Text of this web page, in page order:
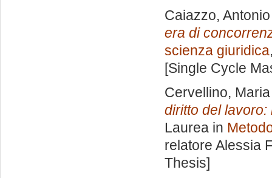
Caiazzo, Antonio
era di
scienza giuridica
[Single Cycle
Cervellino,
diritto del
Laurea in
relatore Alessia
Thesis]